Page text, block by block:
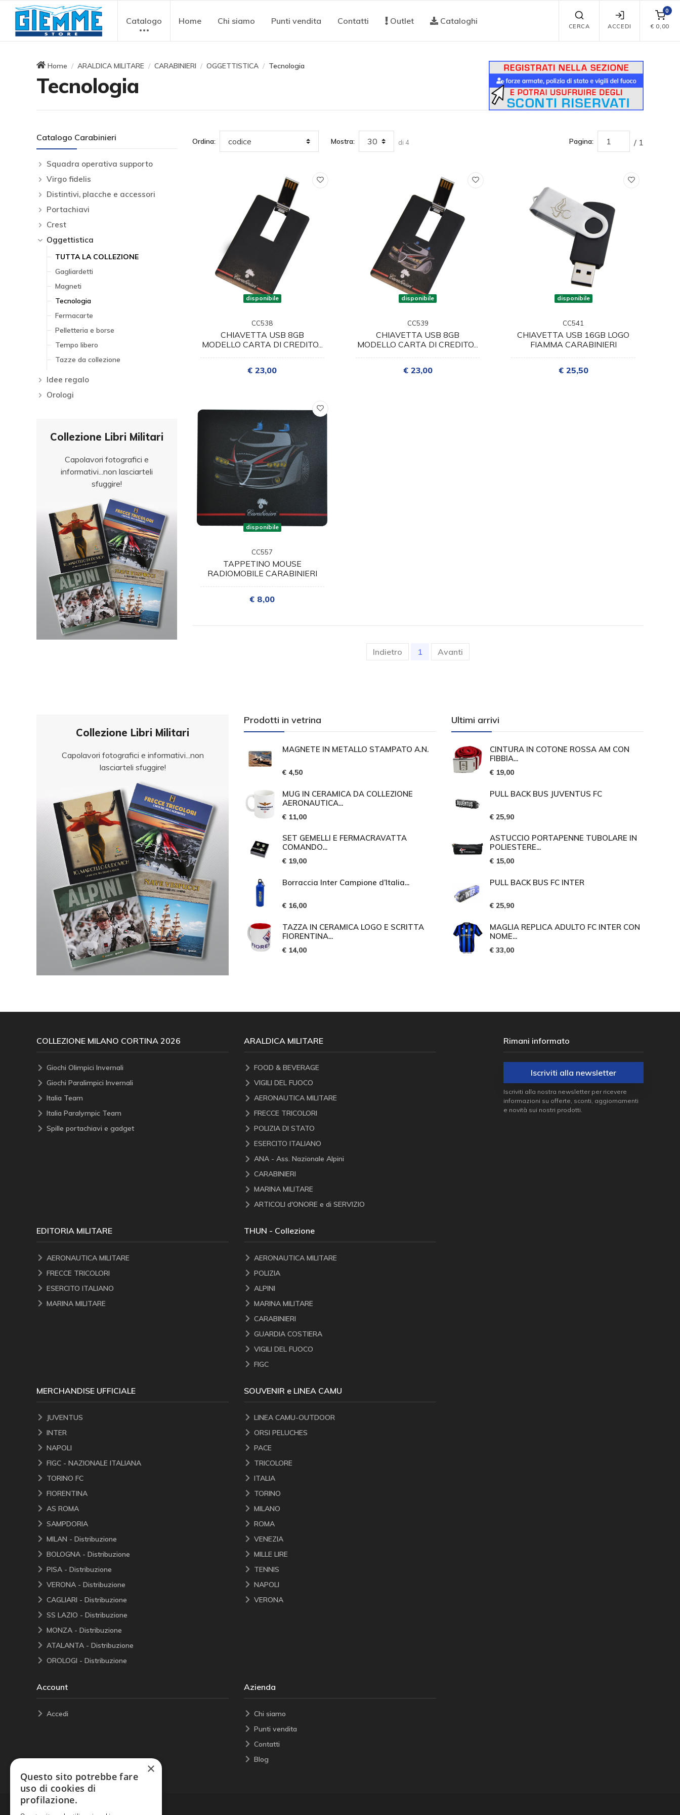
Catalogo Home Chi siamo Punti vendita Contatti Outlet Cataloghi
CERCA ACCEDI
0
€ 0,00
Home ARALDICA MILITARE CARABINIERI OGGETTISTICA Tecnologia
Tecnologia
Catalogo Carabinieri
Squadra operativa supporto
Virgo fidelis
Distintivi, placche e accessori
Portachiavi
Crest
Oggettistica
TUTTA LA COLLEZIONE
Gagliardetti
Magneti
Tecnologia
Fermacarte
Pelletteria e borse
Tempo libero
Tazze da collezione
Idee regalo
Orologi
Collezione Libri Militari
Capolavori fotografici e
informativi...non lasciarteli
sfuggire!
Ordina: Mostra: di 4 Pagina: / 1
disponibile
CC538
CHIAVETTA USB 8GB
MODELLO CARTA DI CREDITO...
€ 23,00
disponibile
CC539
CHIAVETTA USB 8GB
MODELLO CARTA DI CREDITO...
€ 23,00
disponibile
CC541
CHIAVETTA USB 16GB LOGO
FIAMMA CARABINIERI
€ 25,50
disponibile
CC557
TAPPETINO MOUSE
RADIOMOBILE CARABINIERI
€ 8,00
Indietro 1(current)
Avanti
Collezione Libri Militari
Capolavori fotografici e informativi...non
lasciarteli sfuggire!
Prodotti in vetrina
MAGNETE IN METALLO STAMPATO A.N.
€ 4,50
MUG IN CERAMICA DA COLLEZIONE
AERONAUTICA...
€ 11,00
SET GEMELLI E FERMACRAVATTA
COMANDO...
€ 19,00
Borraccia Inter Campione d’Italia...
€ 16,00
TAZZA IN CERAMICA LOGO E SCRITTA
FIORENTINA...
€ 14,00
Ultimi arrivi
CINTURA IN COTONE ROSSA AM CON
FIBBIA...
€ 19,00
PULL BACK BUS JUVENTUS FC
€ 25,90
ASTUCCIO PORTAPENNE TUBOLARE IN
POLIESTERE...
€ 15,00
PULL BACK BUS FC INTER
€ 25,90
MAGLIA REPLICA ADULTO FC INTER CON
NOME...
€ 33,00
COLLEZIONE MILANO CORTINA 2026
Giochi Olimpici Invernali
Giochi Paralimpici Invernali
Italia Team
Italia Paralympic Team
Spille portachiavi e gadget
ARALDICA MILITARE
FOOD & BEVERAGE
VIGILI DEL FUOCO
AERONAUTICA MILITARE
FRECCE TRICOLORI
POLIZIA DI STATO
ESERCITO ITALIANO
ANA - Ass. Nazionale Alpini
CARABINIERI
MARINA MILITARE
ARTICOLI d'ONORE e di SERVIZIO
EDITORIA MILITARE
AERONAUTICA MILITARE
FRECCE TRICOLORI
ESERCITO ITALIANO
MARINA MILITARE
THUN - Collezione
AERONAUTICA MILITARE
POLIZIA
ALPINI
MARINA MILITARE
CARABINIERI
GUARDIA COSTIERA
VIGILI DEL FUOCO
FIGC
MERCHANDISE UFFICIALE
JUVENTUS
INTER
NAPOLI
FIGC - NAZIONALE ITALIANA
TORINO FC
FIORENTINA
AS ROMA
SAMPDORIA
MILAN - Distribuzione
BOLOGNA - Distribuzione
PISA - Distribuzione
VERONA - Distribuzione
CAGLIARI - Distribuzione
SS LAZIO - Distribuzione
MONZA - Distribuzione
ATALANTA - Distribuzione
OROLOGI - Distribuzione
SOUVENIR e LINEA CAMU
LINEA CAMU-OUTDOOR
ORSI PELUCHES
PACE
TRICOLORE
ITALIA
TORINO
MILANO
ROMA
VENEZIA
MILLE LIRE
TENNIS
NAPOLI
VERONA
Account
Accedi
Azienda
Chi siamo
Punti vendita
Contatti
Blog
Rimani informato
Iscriviti alla newsletter
Iscriviti alla nostra newsletter per ricevere
informazioni su offerte, sconti, aggiornamenti
e novità sui nostri prodotti.
×
Questo sito potrebbe fare
uso di cookies di
profilazione.